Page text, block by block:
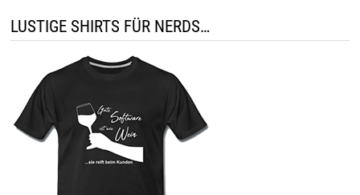
LUSTIGE SHIRTS FÜR NERDS…